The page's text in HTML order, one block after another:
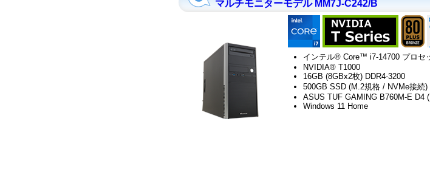
マルチモニターモデル MM7J-C242/B
インテル® Core™ i7-14700 プロセ
NVIDIA® T1000
16GB (8GBx2枚) DDR4-3200
500GB SSD (M.2規格 / NVMe接続)
ASUS TUF GAMING B760M-E D4
Windows 11 Home